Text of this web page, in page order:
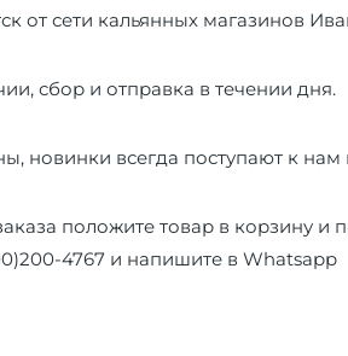
от сети кальянных магазинов
сбор и отправка в течении дня.
новинки всегда поступают к
положите товар в корзину и
4767 и напишите в Whatsapp